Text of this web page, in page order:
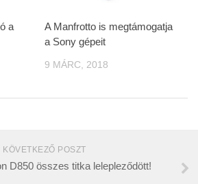
a
A Manfrotto is megtámogatja
a Sony gépeit
9 MÁRC, 2018
KÖVETKEZŐ POSZT
D850 összes titka lelepleződött!